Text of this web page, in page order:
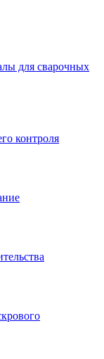
для сварочных
контроля